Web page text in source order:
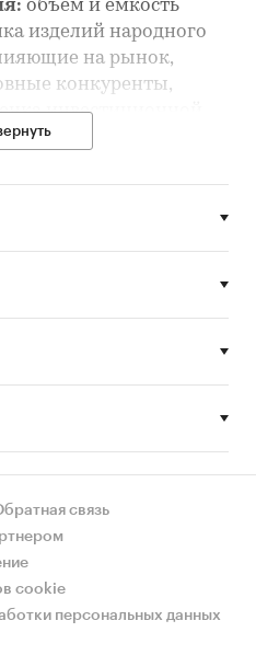
объем и емкость
изделий народного
на рынок,
конкуренты,
инвестиционной
развития рынка
рынка изделий
емкости
влияющих на рынок
конкурентов
и перспектив
рынка изделий
связь
cookie
персональных данных